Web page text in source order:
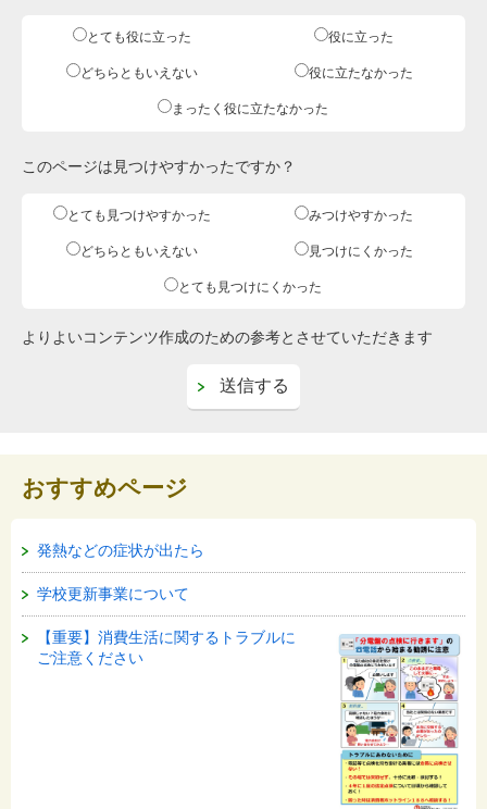
とても役に立った 役に立った
どちらともいえない 役に立たなかった
まったく役に立たなかった
このページは見つけやすかったですか？
とても見つけやすかった みつけやすかった
どちらともいえない 見つけにくかった
とても見つけにくかった
よりよいコンテンツ作成のための参考とさせていただきます
おすすめページ
発熱などの症状が出たら
学校更新事業について
【重要】消費生活に関するトラブルに
ご注意ください